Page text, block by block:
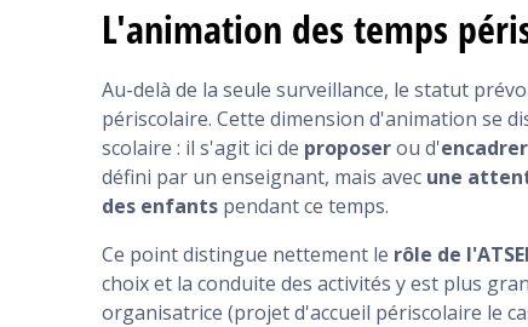
L'animation des temps
Au-delà de la seule surveillance, le statut
périscolaire. Cette dimension d'animation se
scolaire : il s'agit ici de proposerou d'
défini par un enseignant, mais avec une
des enfants pendant ce temps.
Ce point distingue nettement le rôle de
choix et la conduite des activités y est plus
organisatrice (projet d'accueil périscolaire le